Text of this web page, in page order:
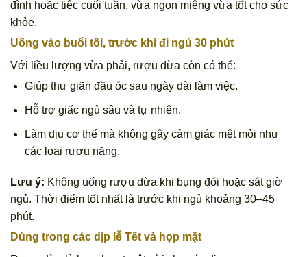
đình hoặc tiệc cuối tuần, vừa ngon miệng vừa tốt cho sức
khỏe.
Uống vào buổi tối, trước khi đi ngủ 30 phút
Với liều lượng vừa phải, rượu dừa còn có thể:
Giúp thư giãn đầu óc sau ngày dài làm việc.
Hỗ trợ giấc ngủ sâu và tự nhiên.
Làm dịu cơ thể mà không gây cảm giác mệt mỏi như
các loại rượu nặng.
Lưu ý: Không uống rượu dừa khi bụng đói hoặc sát giờ
ngủ. Thời điểm tốt nhất là trước khi ngủ khoảng 30–45
phút.
Dùng trong các dịp lễ Tết và họp mặt